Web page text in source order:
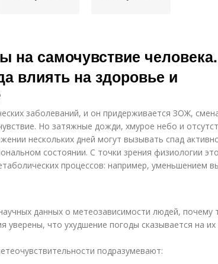
на самочувствие человека.
влиять на здоровье и
заболеваний, и он придерживается ЗОЖ,
Но затяжные дожди, хмурое небо и
нескольких дней могут вызывать спад
состоянии. С точки зрения физиологии
процессов: например, уменьшением
данных о метеозависимости людей, почему
уверены, что ухудшение погоды сказывается на их
подразумевают: